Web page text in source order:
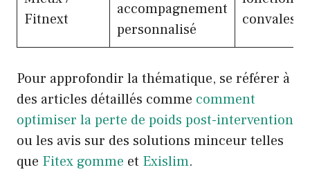
Fitnext
accompagnement
personnalisé
Pour approfondir la thématique, se référer à
des articles détaillés comme comment
optimiser la perte de poids post-intervention
ou les avis sur des solutions minceur telles
que Fitex gomme et Exislim.